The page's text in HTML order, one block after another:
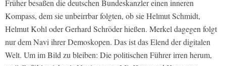
Früher besaßen die deutschen Bundeskanzler einen inneren
Kompass, dem sie unbeirrbar folgten, ob sie Helmut Schmidt,
Helmut Kohl oder Gerhard Schröder hießen. Merkel dagegen folgt
nur dem Navi ihrer Demoskopen. Das ist das Elend der digitalen
Welt. Um im Bild zu bleiben: Die politischen Führer irren herum,